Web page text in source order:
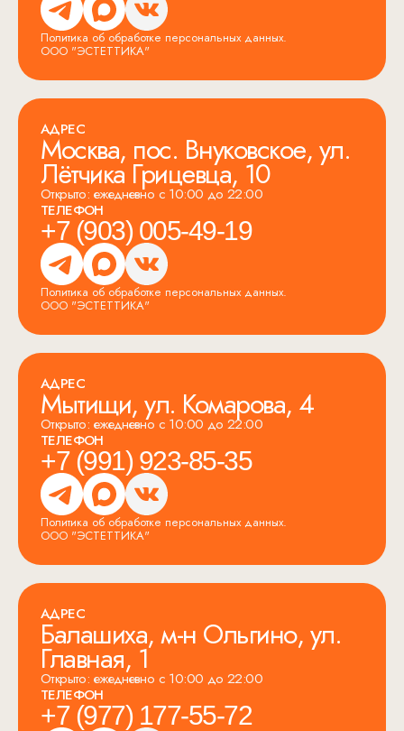
Политика об обработке персональных данных.
ООО "ЭСТЕТТИКА"
АДРЕС
Москва, пос. Внуковское, ул.
Лётчика Грицевца, 10
Открыто: ежедневно с 10:00 до 22:00
ТЕЛЕФОН
+7 (903) 005-49-19
Политика об обработке персональных данных.
ООО "ЭСТЕТТИКА"
АДРЕС
Мытищи, ул. Комарова, 4
Открыто: ежедневно с 10:00 до 22:00
ТЕЛЕФОН
+7 (991) 923-85-35
Политика об обработке персональных данных.
ООО "ЭСТЕТТИКА"
АДРЕС
Балашиха, м-н Ольгино, ул.
Главная, 1
Открыто: ежедневно с 10:00 до 22:00
ТЕЛЕФОН
+7 (977) 177-55-72